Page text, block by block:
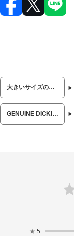
大きいサイズのメンズ服
GENUINE DICKIES (ジェニュインディッキーズ)
★ 5